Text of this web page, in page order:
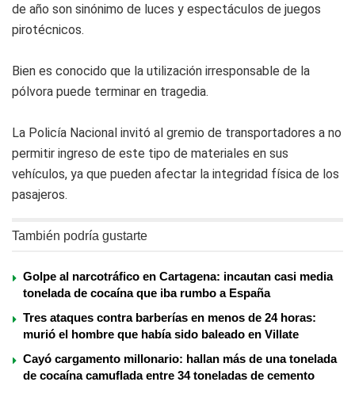
de año son sinónimo de luces y espectáculos de juegos
pirotécnicos.
Bien es conocido que la utilización irresponsable de la
pólvora puede terminar en tragedia.
La Policía Nacional invitó al gremio de transportadores a no
permitir ingreso de este tipo de materiales en sus
vehículos, ya que pueden afectar la integridad física de los
pasajeros.
También podría gustarte
Golpe al narcotráfico en Cartagena: incautan casi media
tonelada de cocaína que iba rumbo a España
Tres ataques contra barberías en menos de 24 horas:
murió el hombre que había sido baleado en Villate
Cayó cargamento millonario: hallan más de una tonelada
de cocaína camuflada entre 34 toneladas de cemento